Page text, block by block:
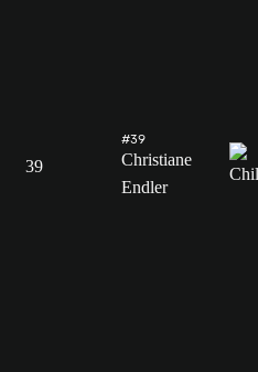
39
#39
Christiane
Endler